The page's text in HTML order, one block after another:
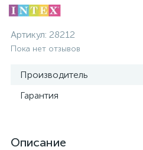
Артикул: 28212
Пока нет отзывов
Производитель
Гарантия
Описание